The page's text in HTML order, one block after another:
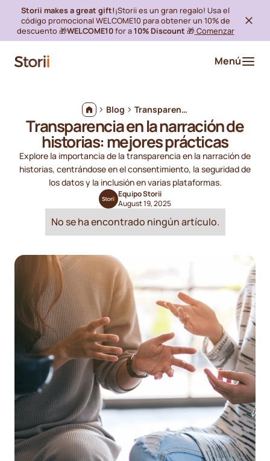
Storii makes a great gift!¡Storii es un gran regalo! Usa el
código promocional WELCOME10 para obtener un 10% de
descuento 🎁WELCOME10for a10% Discount 🎁 Comenzar
Menú
Blog Transparencia en la narración de historias: mejores prácticas
Transparencia en la narración de
historias: mejores prácticas
Explore la importancia de la transparencia en la narración de
historias, centrándose en el consentimiento, la seguridad de
los datos y la inclusión en varias plataformas.
Equipo Storii
August 19, 2025
No se ha encontrado ningún artículo.